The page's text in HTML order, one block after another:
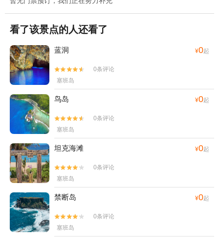
看了该景点的人还看了
蓝洞 ¥0起


0条评论
塞班岛
鸟岛 ¥0起


0条评论
塞班岛
坦克海滩 ¥0起


0条评论
塞班岛
禁断岛 ¥0起


0条评论
塞班岛